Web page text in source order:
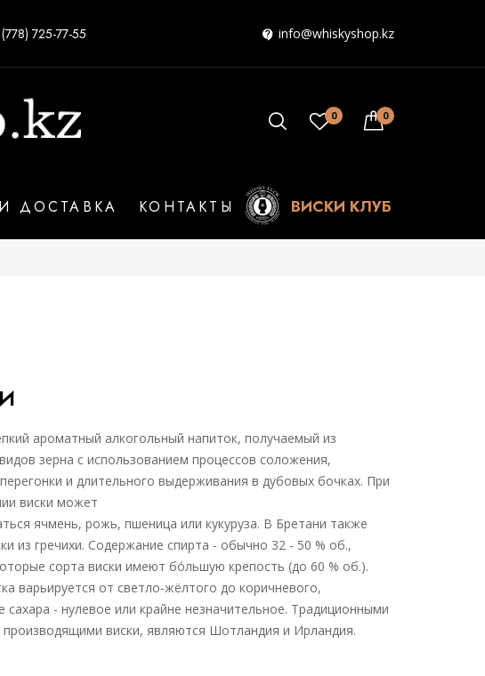
725-77-55 info@whiskyshop.kz
0 0
ДОСТАВКА КОНТАКТЫ ВИСКИ КЛУБ
ароматный алкогольный напиток, получаемый из
зерна с использованием процессов соложения,
и длительного выдерживания в дубовых бочках. При
виски может
ячмень, рожь, пшеница или кукуруза. В Бретани также
из гречихи. Содержание спирта - обычно 32 - 50 % об.,
сорта виски имеют бо́льшую крепость (до 60 % об.).
варьируется от светло-жёлтого до коричневого,
сахара - нулевое или крайне незначительное. Традиционными
производящими виски, являются Шотландия и Ирландия.